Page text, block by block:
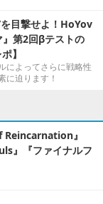
目撃せよ！HoYov
第2回βテストの
】
によってさらに戦略性
に迫ります！
Reincarnation』
』『ファイナルフ